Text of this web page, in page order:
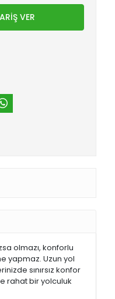
VER
olmazı, konforlu
yapmaz. Uzun yol
sınırsız konfor
rahat bir yolculuk